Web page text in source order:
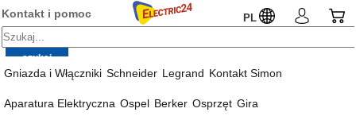
Kontakt i pomoc PL
Gniazda i Włączniki Schneider Legrand Kontakt Simon
Aparatura Elektryczna Ospel Berker Osprzęt Gira